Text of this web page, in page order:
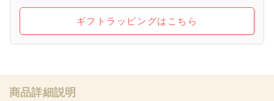
ギフトラッピングはこちら
商品詳細説明